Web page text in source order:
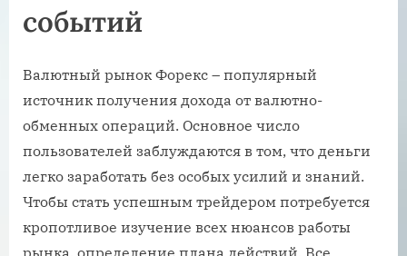
событий
Валютный рынок Форекс – популярный
источник получения дохода от валютно-
обменных операций. Основное число
пользователей заблуждаются в том, что деньги
легко заработать без особых усилий и знаний.
Чтобы стать успешным трейдером потребуется
кропотливое изучение всех нюансов работы